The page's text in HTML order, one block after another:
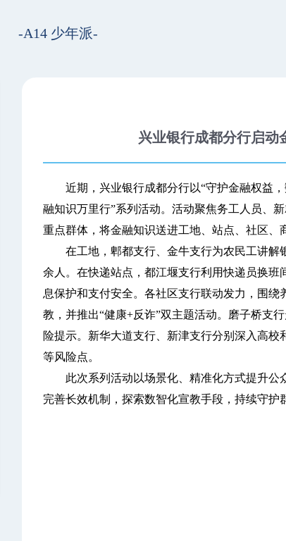
-A14 少年派-
兴业银行成都分行启动
近期，兴业银行成都分行以“守护金融权益，
融知识万里行”系列活动。活动聚焦务工人员、
重点群体，将金融知识送进工地、站点、社区、
在工地，郫都支行、金牛支行为农民工讲解
余人。在快递站点，都江堰支行利用快递员换班
息保护和支付安全。各社区支行联动发力，围绕
教，并推出“健康+反诈”双主题活动。磨子桥支
险提示。新华大道支行、新津支行分别深入高
等风险点。
此次系列活动以场景化、精准化方式提升公
完善长效机制，探索数智化宣教手段，持续守护